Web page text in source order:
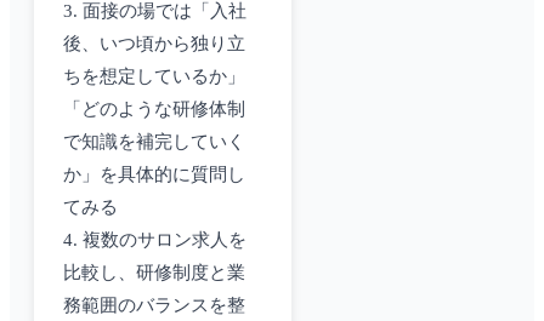
3. 面接の場では「入社
後、いつ頃から独り立
ちを想定しているか」
「どのような研修体制
で知識を補完していく
か」を具体的に質問し
てみる
4. 複数のサロン求人を
比較し、研修制度と業
務範囲のバランスを整